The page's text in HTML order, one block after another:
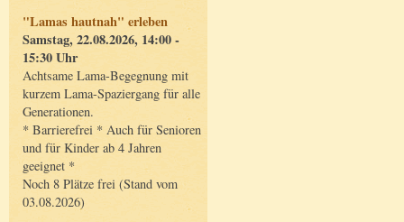
"Lamas hautnah" erleben
Samstag, 22.08.2026, 14:00 -
15:30 Uhr
Achtsame Lama-Begegnung mit
kurzem Lama-Spaziergang für alle
Generationen.
* Barrierefrei * Auch für Senioren
und für Kinder ab 4 Jahren
geeignet *
Noch 8 Plätze frei (Stand vom
03.08.2026)